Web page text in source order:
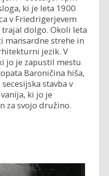
ki je leta 1900
v Friedrigerjevem
dolgo. Okoli leta
mansardne strehe in
jezik. V
jo je zapustil mestu
Baroničina hiša,
stavba v
ki jo je
za svojo družino.